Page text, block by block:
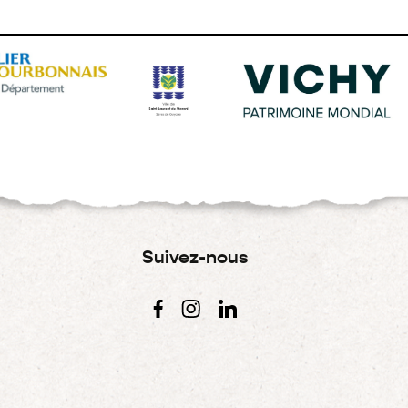
Suivez-nous